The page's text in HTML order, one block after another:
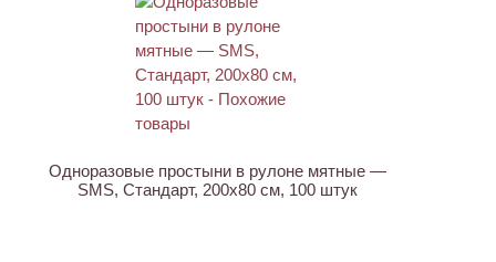
Одноразовые простыни в рулоне мятные —
SMS, Стандарт, 200х80 см, 100 штук